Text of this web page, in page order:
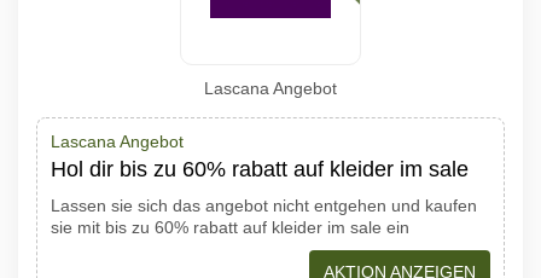
Lascana Angebot
Lascana Angebot
Hol dir bis zu 60% rabatt auf kleider im sale
Lassen sie sich das angebot nicht entgehen und kaufen
sie mit bis zu 60% rabatt auf kleider im sale ein
AKTION ANZEIGEN